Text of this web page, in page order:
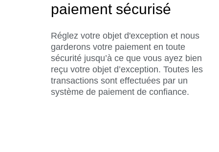
paiement sécurisé
Réglez votre objet d'exception et nous
garderons votre paiement en toute
sécurité jusqu’à ce que vous ayez bien
reçu votre objet d’exception. Toutes les
transactions sont effectuées par un
système de paiement de confiance.